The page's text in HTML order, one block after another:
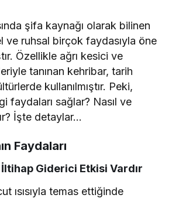
şifa kaynağı olarak bilinen
ve ruhsal birçok faydasıyla öne
Özellikle ağrı kesici ve
tanınan kehribar, tarih
kullanılmıştır. Peki,
faydaları sağlar? Nasıl ve
İşte detaylar…
Faydaları
İltihap Giderici Etkisi Vardır
ısısıyla temas ettiğinde